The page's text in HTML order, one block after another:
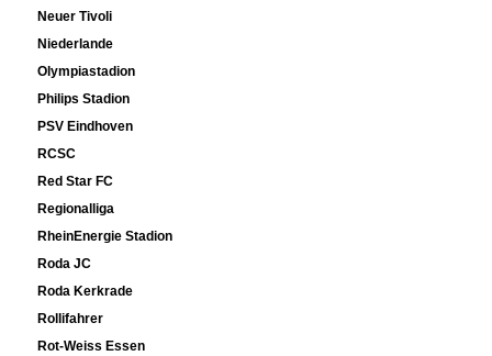
Neuer Tivoli
Niederlande
Olympiastadion
Philips Stadion
PSV Eindhoven
RCSC
Red Star FC
Regionalliga
RheinEnergie Stadion
Roda JC
Roda Kerkrade
Rollifahrer
Rot-Weiss Essen